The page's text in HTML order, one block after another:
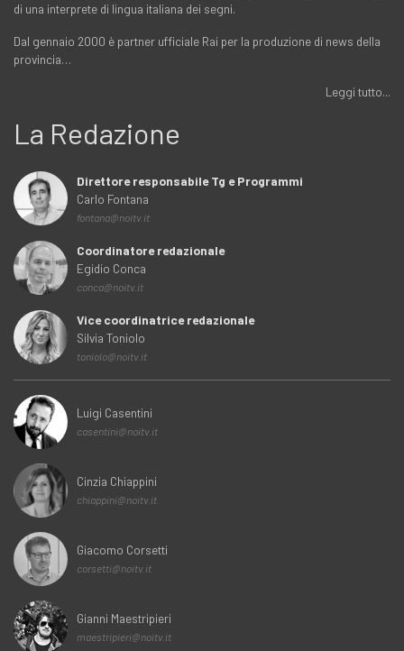
di una interprete di lingua italiana dei segni.
Dal gennaio 2000 è partner ufficiale Rai per la produzione di news della
provincia…
Leggi tutto...
La Redazione
Direttore responsabile Tg e Programmi
Carlo Fontana
fontana@noitv.it
Coordinatore redazionale
Egidio Conca
conca@noitv.it
Vice coordinatrice redazionale
Silvia Toniolo
toniolo@noitv.it
Luigi Casentini
casentini@noitv.it
Cinzia Chiappini
chiappini@noitv.it
Giacomo Corsetti
corsetti@noitv.it
Gianni Maestripieri
maestripieri@noitv.it